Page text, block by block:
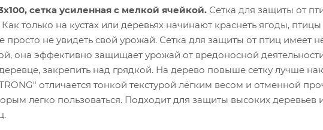
сетка усиленная с мелкой ячейкой. Сетка для защиты от
только на кустах или деревьях начинают краснеть ягоды, птицы
не увидеть свой урожай. Сетка для защиты от птиц имеет
она эффективно защищает урожай от вредоносной
закрепить над грядкой. На дерево повыше сетку лучше
отличается тонкой текстурой лёгким весом и отменной
легко пользоваться. Подходит для защиты высоких деревьев